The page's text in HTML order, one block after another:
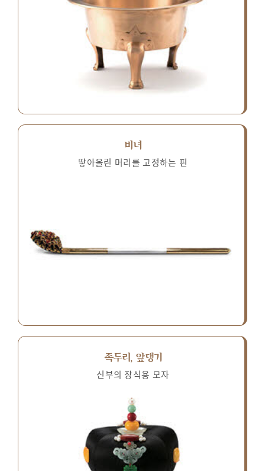
비녀
땋아올린 머리를 고정하는 핀
족두리, 앞댕기
신부의 장식용 모자